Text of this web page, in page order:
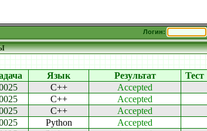
Логин:
Язык Результат Тест
C++ Accepted
C++ Accepted
C++ Accepted
Python Accepted